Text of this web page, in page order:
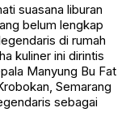
suasana liburan
belum lengkap
di rumah
kuliner ini dirintis
Manyung Bu Fat
Semarang
sebagai